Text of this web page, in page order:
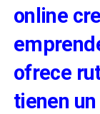
online
ofrece
tienen